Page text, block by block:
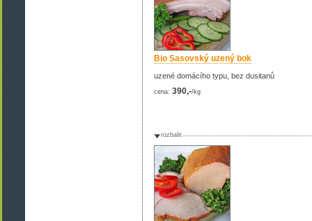
Bio Sasovský uzený bok
uzené domácího typu, bez dusitanů
cena: 390,-/kg
rozbalit